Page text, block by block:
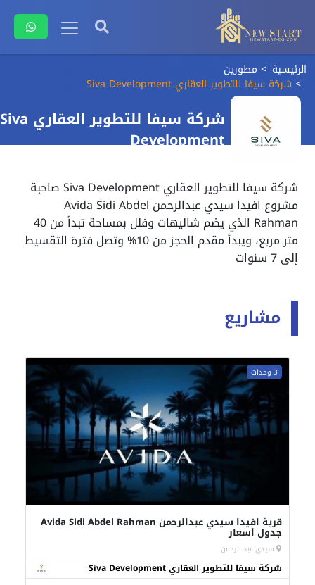
الرئيسية مطورين
شركة سيفا للتطوير العقاري Siva Development
شركة سيفا للتطوير العقاري Siva
Development
شركة سيفا للتطوير العقاري Siva Development صاحبة
مشروع افيدا سيدي عبدالرحمن Avida Sidi Abdel
Rahman الذي يضم شاليهات وفلل بمساحة تبدأ من 40
متر مربع، ويبدأ مقدم الحجز من 10% وتصل فترة التقسيط
إلى 7 سنوات
مشاريع
3 وحدات
قرية افيدا سيدي عبدالرحمن Avida Sidi Abdel Rahman
جدول أسعار
سيدي عبد الرحمن
شركة سيفا للتطوير العقاري Siva Development